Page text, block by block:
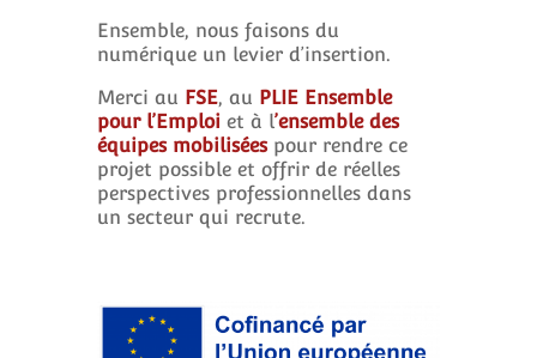
Ensemble, nous faisons du
numérique un levier d’insertion.
Merci au FSE, au PLIE Ensemble
pour l’Emploi et à l’ensemble des
équipes mobiliséespour rendre ce
projet possible et offrir de réelles
perspectives professionnelles dans
un secteur qui recrute.